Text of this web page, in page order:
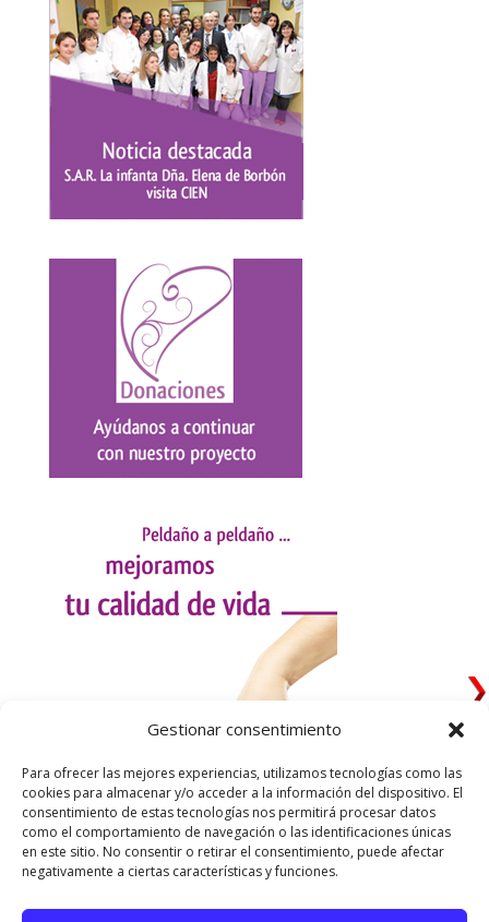
Gestionar consentimiento
Para ofrecer las mejores experiencias, utilizamos tecnologías como las
cookies para almacenar y/o acceder a la información del dispositivo. El
consentimiento de estas tecnologías nos permitirá procesar datos
como el comportamiento de navegación o las identificaciones únicas
en este sitio. No consentir o retirar el consentimiento, puede afectar
negativamente a ciertas características y funciones.